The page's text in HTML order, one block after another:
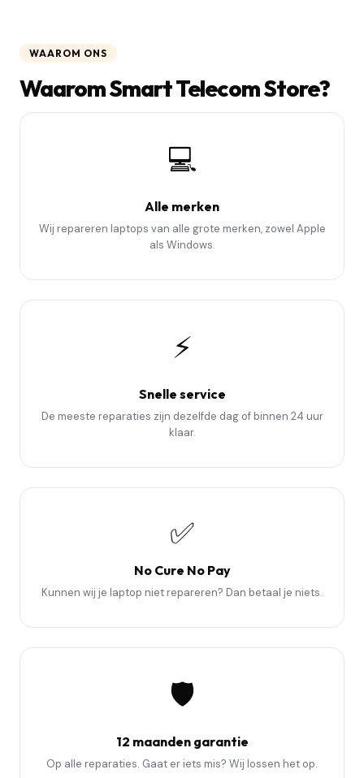
WAAROM ONS
Waarom Smart Telecom Store?
💻
Alle merken
Wij repareren laptops van alle grote merken, zowel Apple
als Windows.
⚡
Snelle service
De meeste reparaties zijn dezelfde dag of binnen 24 uur
klaar.
✅
No Cure No Pay
Kunnen wij je laptop niet repareren? Dan betaal je niets.
🛡️
12 maanden garantie
Op alle reparaties. Gaat er iets mis? Wij lossen het op.